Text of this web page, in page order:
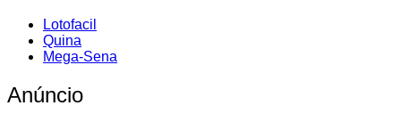
Lotofacil
Quina
Mega-Sena
Anúncio